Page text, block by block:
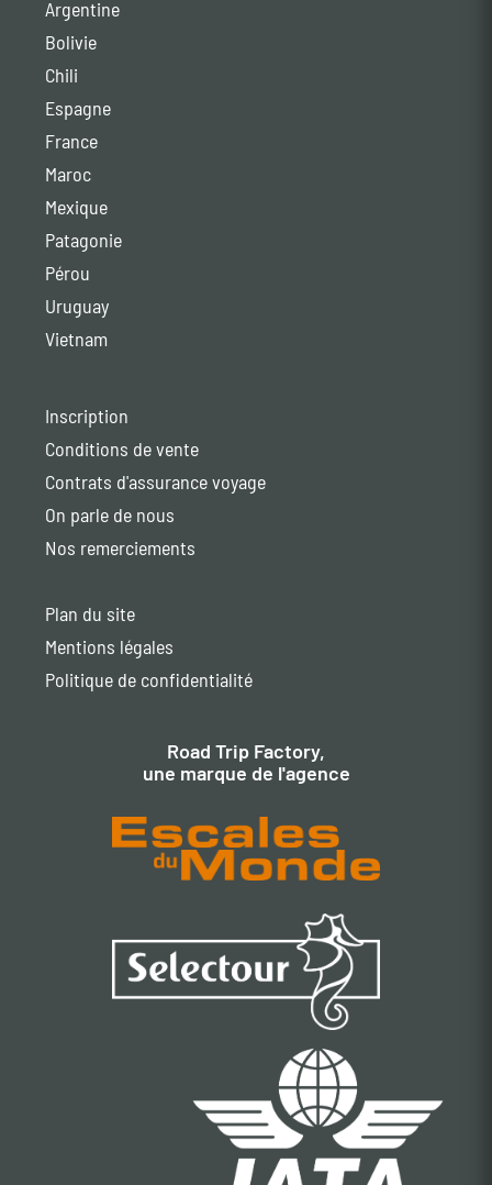
Argentine
Bolivie
Chili
Espagne
France
Maroc
Mexique
Patagonie
Pérou
Uruguay
Vietnam
Inscription
Conditions de vente
Contrats d'assurance voyage
On parle de nous
Nos remerciements
Plan du site
Mentions légales
Politique de confidentialité
Road Trip Factory,
une marque de l'agence